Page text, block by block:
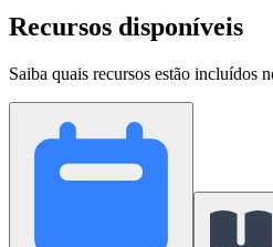
Recursos disponíveis
Saiba quais recursos estão incluídos